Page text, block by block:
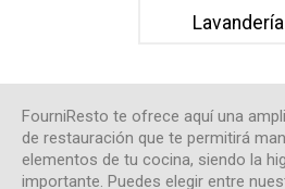
Lavandería
FourniResto te ofrece aquí una
de restauración que te permitirá
elementos de tu cocina, siendo la
importante. Puedes elegir entre